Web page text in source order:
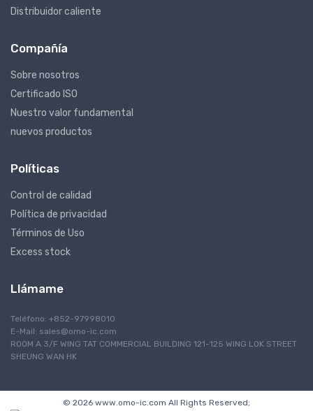
Distribuidor caliente
Compañía
Sobre nosotros
Certificado ISO
Nuestro valor fundamental
nuevos productos
Políticas
Control de calidad
Política de privacidad
Términos de Uso
Excess stock
Llámame
Teléfono: +852-97998010
E-Mail: sales@omo-ic.com
ROOM A 3/F WING TAT COMMERCIAL BUILDING 121-125 WING LOK STREET
SHEUNG WAN HK
© 2026 www.omo-ic.com All Rights Reserved;